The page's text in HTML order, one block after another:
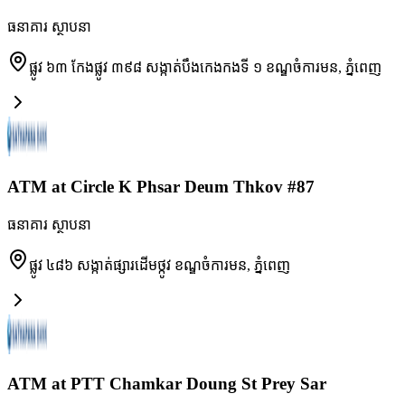
ធនាគារ ស្ថាបនា
ផ្លូវ ៦៣ កែងផ្លូវ ៣៩៨ សង្កាត់បឹងកេងកងទី ១ ខណ្ឌចំការមន, ភ្នំពេញ
ATM at Circle K Phsar Deum Thkov #87
ធនាគារ ស្ថាបនា
ផ្លូវ ៤៨៦ សង្កាត់ផ្សារដើមថ្កូវ ខណ្ឌចំការមន, ភ្នំពេញ
ATM at PTT Chamkar Doung St Prey Sar